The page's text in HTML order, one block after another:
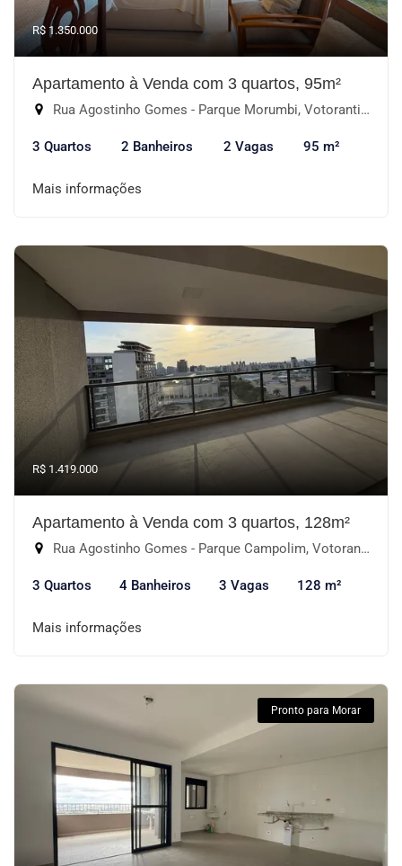
R$ 1.350.000
Apartamento à Venda com 3 quartos, 95m²
Rua Agostinho Gomes - Parque Morumbi, Votorantim-SP
3 Quartos 2 Banheiros 2 Vagas 95 m²
Mais informações
R$ 1.419.000
Apartamento à Venda com 3 quartos, 128m²
Rua Agostinho Gomes - Parque Campolim, Votorantim-SP
3 Quartos 4 Banheiros 3 Vagas 128 m²
Mais informações
Pronto para Morar